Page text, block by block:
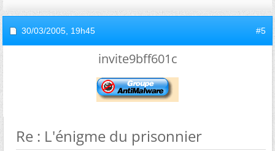
30/03/2005, 19h45 #5
invite9bff601c
Re : L'énigme du prisonnier